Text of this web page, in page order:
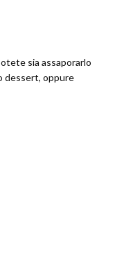
sia assaporarlo
dessert, oppure